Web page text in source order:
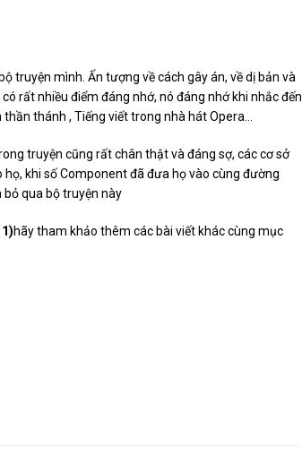
truyện mình. Ấn tượng về cách gây án, về dị bản và
rất nhiều điểm đáng nhớ, nó đáng nhớ khi nhắc đến
thánh , Tiếng viết trong nhà hát Opera…
truyện cũng rất chân thật và đáng sợ, các cơ sở
khi số Component đã đưa họ vào cùng đường
qua bộ truyện này
hãy tham khảo thêm các bài viết khác cùng mục